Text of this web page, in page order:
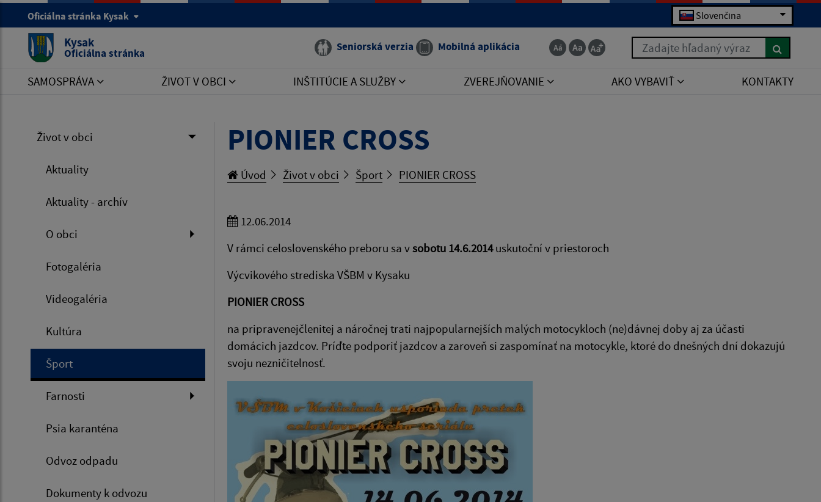
Oficiálna stránka Kysak Slovenčina
Kysak
Oficiálna stránka Seniorská verzia Mobilná aplikácia Zadajte hľadaný výraz
SAMOSPRÁVA ŽIVOT V OBCI INŠTITÚCIE A SLUŽBY ZVEREJŇOVANIE AKO VYBAVIŤ KONTAKTY
Život v obci
Aktuality
Aktuality - archív
O obci
Fotogaléria
Videogaléria
Kultúra
Šport
Farnosti
Psia karanténa
Odvoz odpadu
Dokumenty k odvozu
PIONIER CROSS
Úvod Život v obci Šport PIONIER CROSS
12.06.2014
V rámci celoslovenského preboru sa vsobotu 14.6.2014uskutoční v priestoroch
Výcvikového strediska VŠBM v Kysaku
PIONIER CROSS
na pripravenejčlenitej a náročnej trati najpopularnejších malých motocykloch (ne)dávnej doby aj za účasti
domácich jazdcov. Príďte podporiť jazdcov a zaroveň si zaspomínať na motocykle, ktoré do dnešných dní dokazujú
svoju nezničitelnosť.